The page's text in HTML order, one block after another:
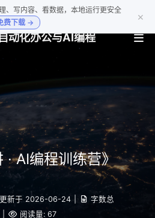
、写内容、看数据，本地运行更安全
费下载 →
×
动化办公与AI编程
AI编程训练营》
更新于 2026-06-24
字数总
阅读量: 67